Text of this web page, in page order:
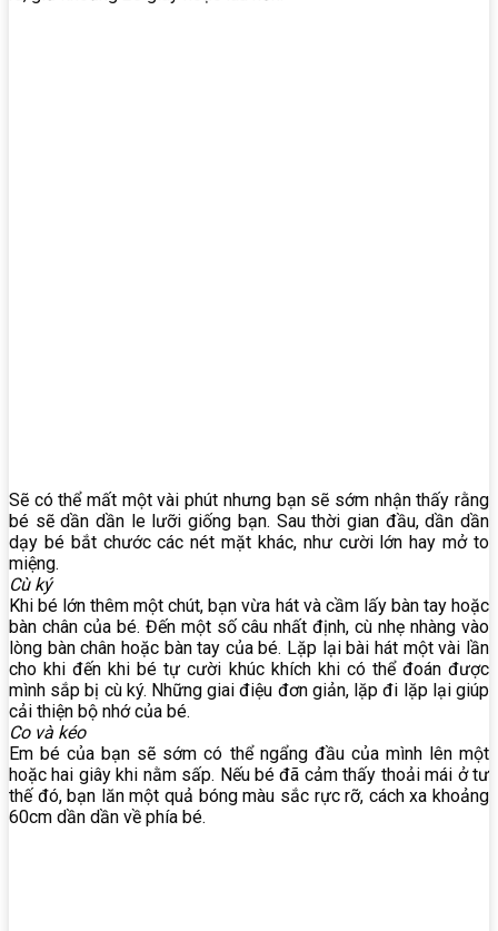
Sẽ có thể mất một vài phút nhưng bạn sẽ sớm nhận thấy rằng
bé sẽ dần dần le lưỡi giống bạn. Sau thời gian đầu, dần dần
dạy bé bắt chước các nét mặt khác, như cười lớn hay mở to
miệng.
Cù ký
Khi bé lớn thêm một chút, bạn vừa hát và cầm lấy bàn tay hoặc
bàn chân của bé. Đến một số câu nhất định, cù nhẹ nhàng vào
lòng bàn chân hoặc bàn tay của bé. Lặp lại bài hát một vài lần
cho khi đến khi bé tự cười khúc khích khi có thể đoán được
mình sắp bị cù ký. Những giai điệu đơn giản, lặp đi lặp lại giúp
cải thiện bộ nhớ của bé.
Co và kéo
Em bé của bạn sẽ sớm có thể ngẩng đầu của mình lên một
hoặc hai giây khi nằm sấp. Nếu bé đã cảm thấy thoải mái ở tư
thế đó, bạn lăn một quả bóng màu sắc rực rỡ, cách xa khoảng
60cm dần dần về phía bé.